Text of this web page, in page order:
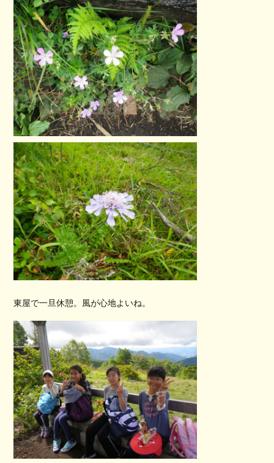
東屋で一旦休憩。風が心地よいね。